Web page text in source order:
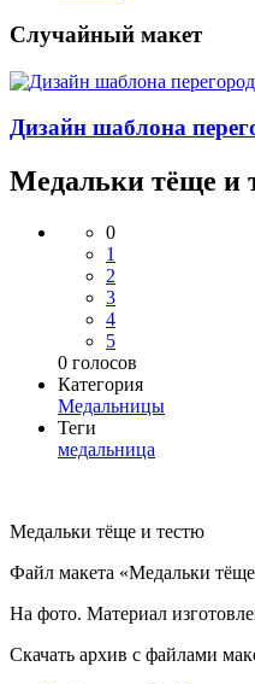
Случайный макет
Дизайн шаблона
Медальки тёще и
0
1
2
3
4
5
0 голосов
Категория
Медальницы
Теги
медальница
Медальки тёще и тестю
Файл макета «Медальки
На фото. Материал
Скачать архив с файлами